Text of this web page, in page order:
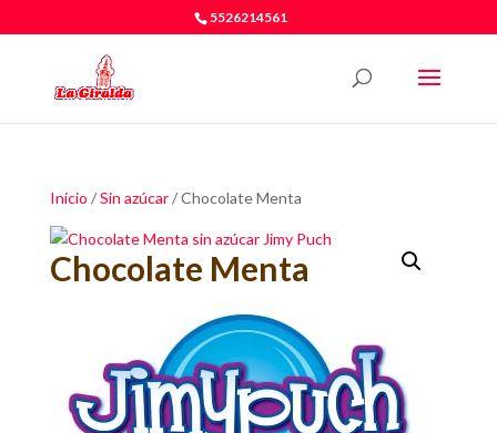
5526214561
Inicio /Sin azúcar/ Chocolate Menta
Chocolate Menta